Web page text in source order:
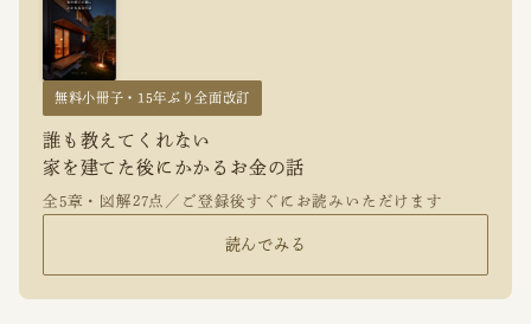
無料小冊子・15年ぶり全面改訂
誰も教えてくれない
家を建てた後にかかるお金の話
全5章・図解27点／ご登録後すぐにお読みいただけます
読んでみる